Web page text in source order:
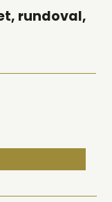
rundoval,